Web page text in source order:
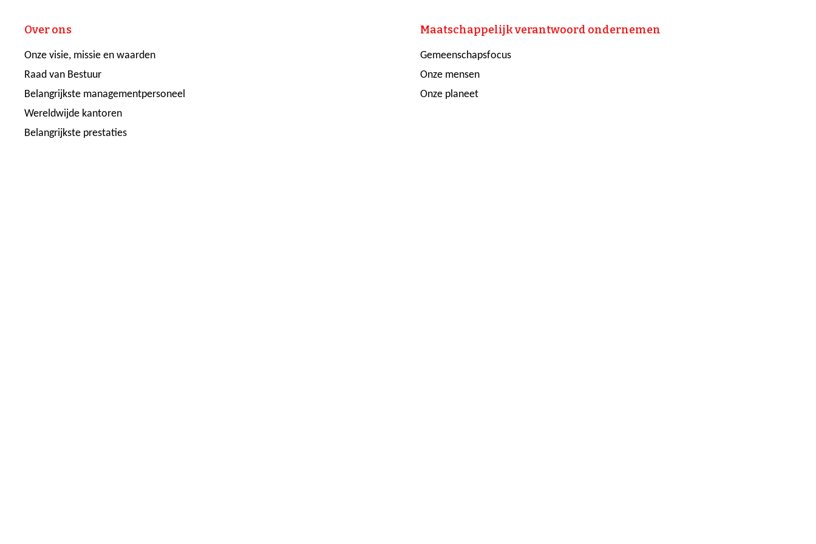
Over ons
Onze visie, missie en waarden
Raad van Bestuur
Belangrijkste managementpersoneel
Wereldwijde kantoren
Belangrijkste prestaties
Maatschappelijk verantwoord ondernemen
Gemeenschapsfocus
Onze mensen
Onze planeet